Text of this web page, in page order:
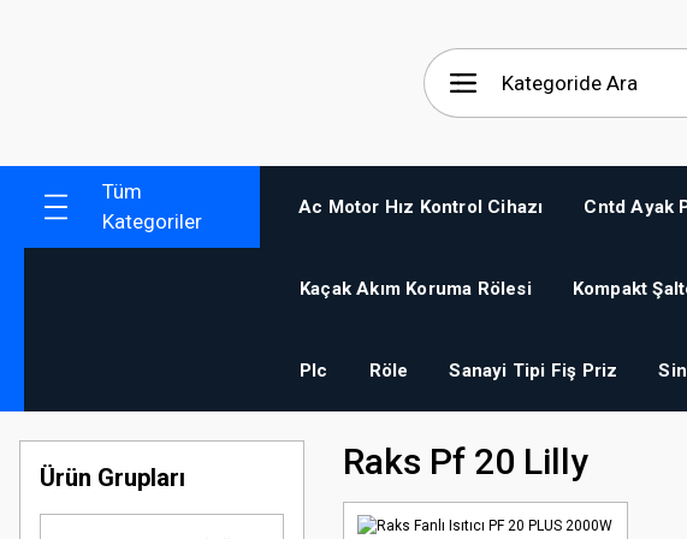
Tüm
Kategoriler
Ac Motor Hız Kontrol Cihazı Cntd Ayak
Kaçak Akım Koruma Rölesi Kompakt
Plc Röle Sanayi Tipi Fiş Priz
Ürün Grupları Raks Pf 20 Lilly